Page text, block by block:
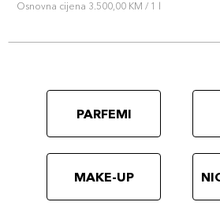
Osnovna cijena 3.500,00 KM / 1 l
PARFEMI
MAKE-UP